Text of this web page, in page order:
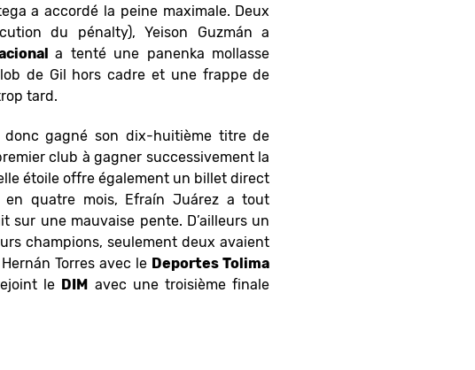
a accordé la peine maximale. Deux
du pénalty), Yeison Guzmán a
a tenté une panenka mollasse
de Gil hors cadre et une frappe de
tard.
gagné son dix-huitième titre de
club à gagner successivement la
étoile offre également un billet direct
quatre mois, Efraín Juárez a tout
une mauvaise pente. D’ailleurs un
champions, seulement deux avaient
Torres avec le Deportes Tolima
le DIM avec une troisième finale